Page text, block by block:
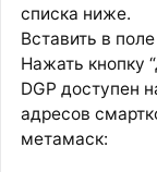
списка ниже.
Вставить в
Нажать кнопку
DGP доступен
адресов
метамаск: